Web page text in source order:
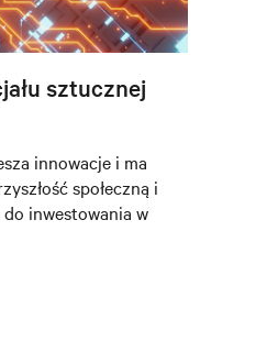
sztucznej
innowacje i ma
społeczną i
inwestowania w